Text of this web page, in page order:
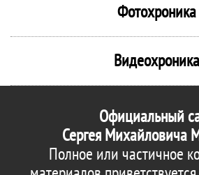
Фотохроника
Видеохроника
Официальный
Сергея Михайловича
Полное или частичное